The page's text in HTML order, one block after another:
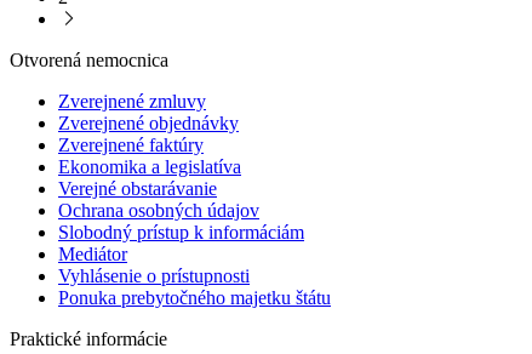
Otvorená nemocnica
Zverejnené zmluvy
Zverejnené objednávky
Zverejnené faktúry
Ekonomika a legislatíva
Verejné obstarávanie
Ochrana osobných údajov
Slobodný prístup k informáciám
Mediátor
Vyhlásenie o prístupnosti
Ponuka prebytočného majetku štátu
Praktické informácie